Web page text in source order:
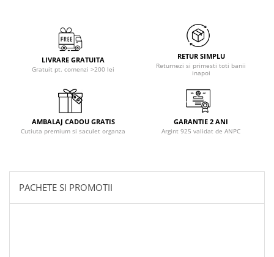
LIVRARE GRATUITA
Gratuit pt. comenzi >200 lei
RETUR SIMPLU
Returnezi si primesti toti banii
inapoi
AMBALAJ CADOU GRATIS
Cutiuta premium si saculet organza
GARANTIE 2 ANI
Argint 925 validat de ANPC
PACHETE SI PROMOTII